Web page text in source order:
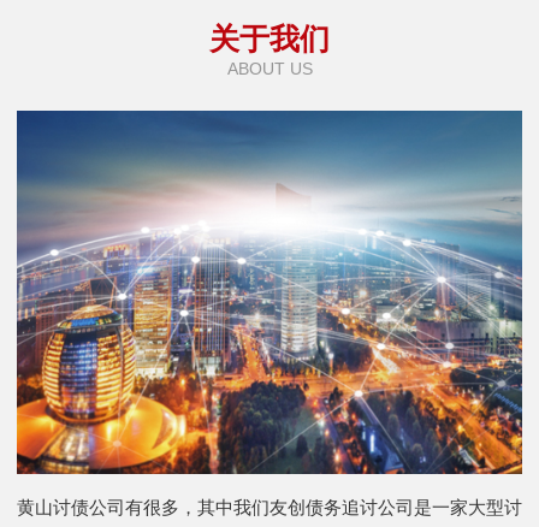
关于我们
ABOUT US
黄山讨债公司有很多，其中我们友创债务追讨公司是一家大型讨